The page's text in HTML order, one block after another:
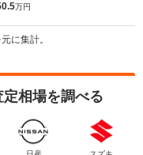
万円
に集計。
相場を調べる